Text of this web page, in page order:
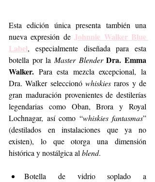
Esta edición única presenta también una
nueva expresión de Johnnie Walker Blue
Label, especialmente diseñada para esta
botella por la Master Blender Dra. Emma
Walker. Para esta mezcla excepcional, la
Dra. Walker seleccionó whiskies raros y de
gran maduración provenientes de destilerías
legendarias como Oban, Brora y Royal
Lochnagar, así como “whiskies fantasmas”
(destilados en instalaciones que ya no
existen), lo que otorga una dimensión
histórica y nostálgica al blend.
Botella de vidrio soplado a